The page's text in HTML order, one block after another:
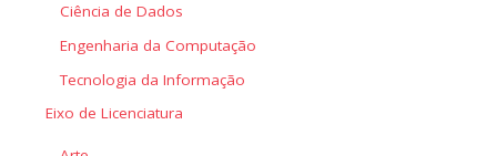
Ciência de Dados
Engenharia da Computação
Tecnologia da Informação
Eixo de Licenciatura